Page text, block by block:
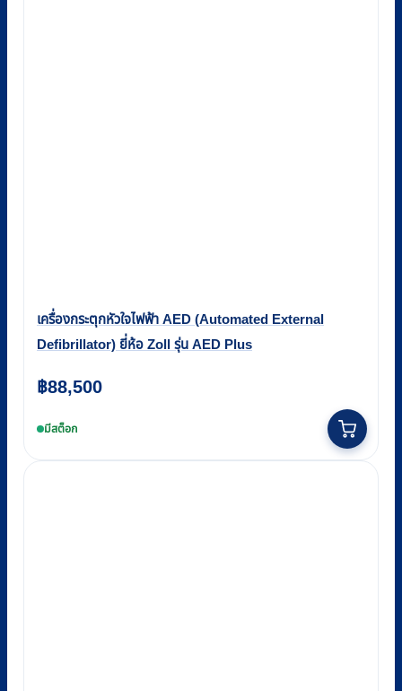
เครื่องกระตุกหัวใจไฟฟ้า AED (Automated External
Defibrillator) ยี่ห้อ Zoll รุ่น AED Plus
฿88,500
มีสต็อก